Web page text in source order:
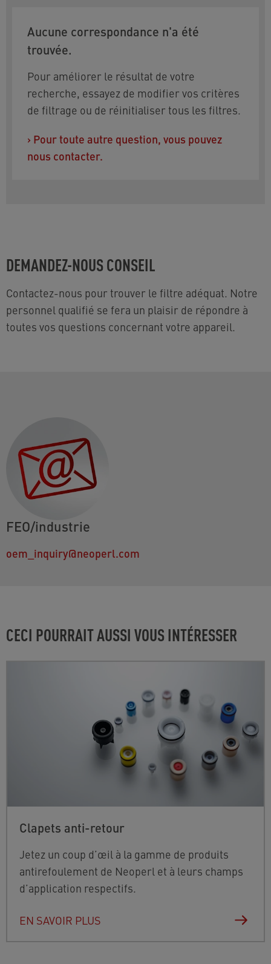
Aucune correspondance n'a été
trouvée.
Pour améliorer le résultat de votre
recherche, essayez de modifier vos critères
de filtrage ou de réinitialiser tous les filtres.
› Pour toute autre question, vous pouvez
nous contacter.
DEMANDEZ-NOUS CONSEIL
Contactez-nous pour trouver le filtre adéquat. Notre
personnel qualifié se fera un plaisir de répondre à
toutes vos questions concernant votre appareil.
FEO/industrie
oem_inquiry@neoperl.com
CECI POURRAIT AUSSI VOUS INTÉRESSER
Clapets anti-retour
Jetez un coup d’œil à la gamme de produits
antirefoulement de Neoperl et à leurs champs
d’application respectifs.
EN SAVOIR PLUS